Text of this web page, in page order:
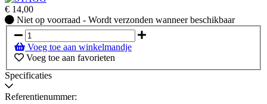
€ 14,00
Niet
op
voorraad
-
Wordt
verzonden
beschikbaar
Niet op voorraad - Wordt verzonden wanneer beschikbaar
Voeg toe aan winkelmandje
Voeg toe aan favorieten
Specificaties
Referentienummer: